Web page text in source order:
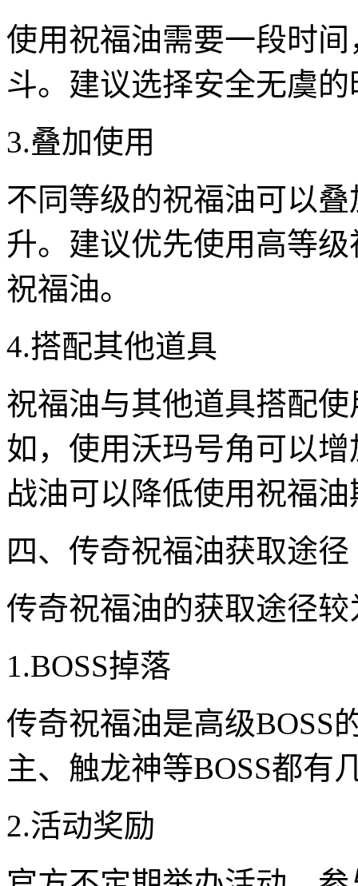
使用祝福油需要一段时
斗。建议选择安全无虞
3.叠加使用
不同等级的祝福油可以
升。建议优先使用高等
祝福油。
4.搭配其他道具
祝福油与其他道具搭配
如，使用沃玛号角可以
战油可以降低使用祝福
四、传奇祝福油获取途径
传奇祝福油的获取途径
1.BOSS掉落
传奇祝福油是高级BOSS
主、触龙神等BOSS都有
2.活动奖励